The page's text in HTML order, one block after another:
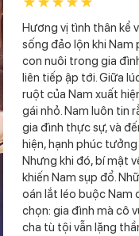
Hương vị tình thân kể
sống đảo lộn khi Nam
con nuôi trong gia
liên tiếp ập tới. Giữa
ruột của Nam xuất
gái nhỏ. Nam luôn tin
gia đình thực sự, và
hiện, hạnh phúc
Nhưng khi đó, bí mật
khiến Nam sụp đổ.
oán lắt léo buộc Nam
chọn: gia đình mà cô
cha tù tội vẫn lặng